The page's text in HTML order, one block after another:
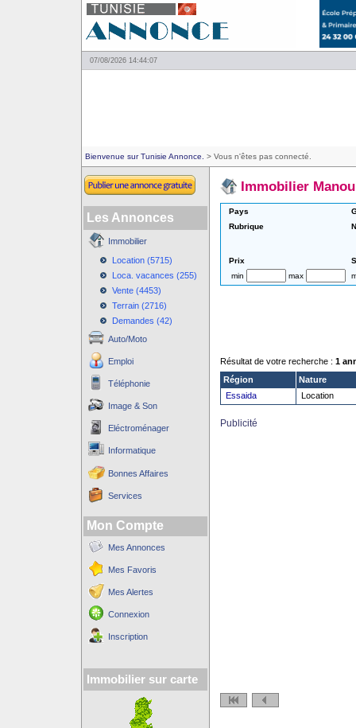
07/08/2026 14:44:07
Bienvenue sur Tunisie Annonce. > Vous n'êtes pas connecté.
Les Annonces
Immobilier
Location (5715)
Loca. vacances (255)
Vente (4453)
Terrain (2716)
Demandes (42)
Auto/Moto
Emploi
Téléphonie
Image & Son
Eléctroménager
Informatique
Bonnes Affaires
Services
Mon Compte
Mes Annonces
Mes Favoris
Mes Alertes
Connexion
Inscription
Immobilier sur carte
Immobilier
Pays
Rubrique
Prix
min
max
Résultat de votre recherche : 1
Région
Nature
Essaida
Location
Publicité